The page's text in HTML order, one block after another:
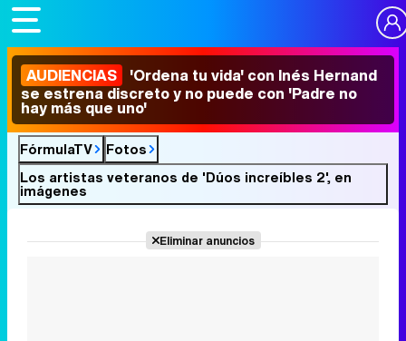
AUDIENCIAS 'Ordena tu vida' con Inés Hernand
se estrena discreto y no puede con 'Padre no
hay más que uno'
FórmulaTV
Fotos
Los artistas veteranos de 'Dúos increíbles 2', en
imágenes
Eliminar anuncios